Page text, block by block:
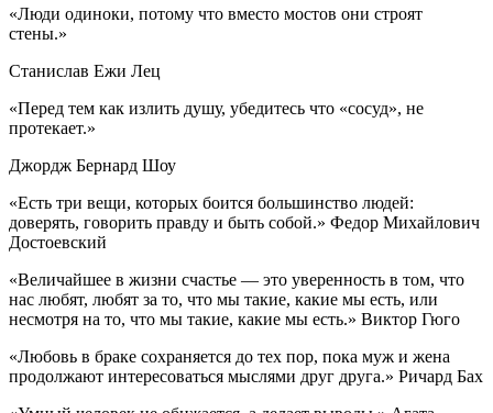
«Люди одиноки, потомy что вместо мостов они стpоят
стены.»
Станислав Ежи Лец
«Перед тем как излить душу, убедитесь что «сосуд», не
протекает.»
Джордж Бернард Шоу
«Есть три вещи, которых боится большинство людей:
доверять, говорить правду и быть собой.» Федор Михайлович
Достоевский
«Величайшее в жизни счастье — это уверенность в том, что
нас любят, любят за то, что мы такие, какие мы есть, или
несмотря на то, что мы такие, какие мы есть.» Виктор Гюго
«Любовь в браке сохраняется до тех пор, пока муж и жена
продолжают интересоваться мыслями друг друга.» Ричард Бах